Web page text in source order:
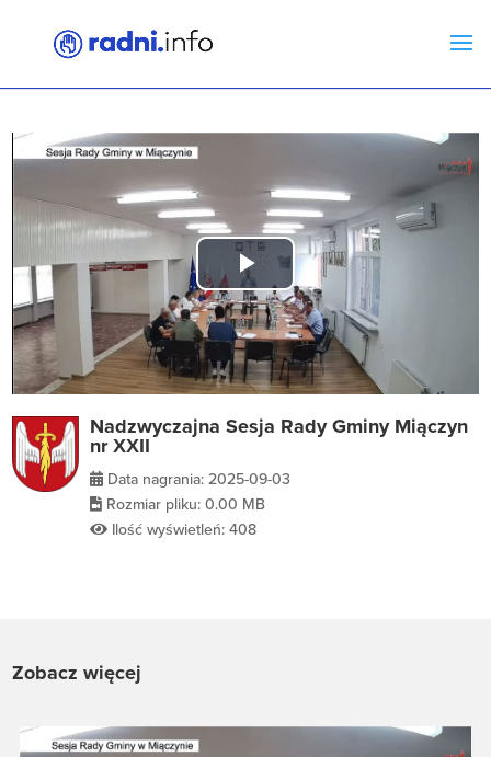
Play
Video
Nadzwyczajna Sesja Rady Gminy Miączyn
nr XXII
Data nagrania: 2025-09-03
Rozmiar pliku: 0.00 MB
Ilość wyświetleń: 408
Zobacz więcej